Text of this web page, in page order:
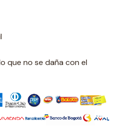
que no se daña con el